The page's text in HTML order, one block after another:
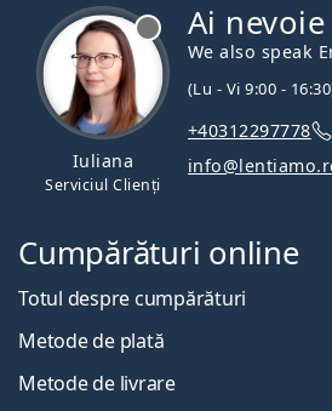
Iuliana
Serviciul Clienți
Ai
We also speak
(Lu - Vi 9:00 -
+40312297778
Cumpărături online
Totul despre cumpărături
Metode de plată
Metode de livrare